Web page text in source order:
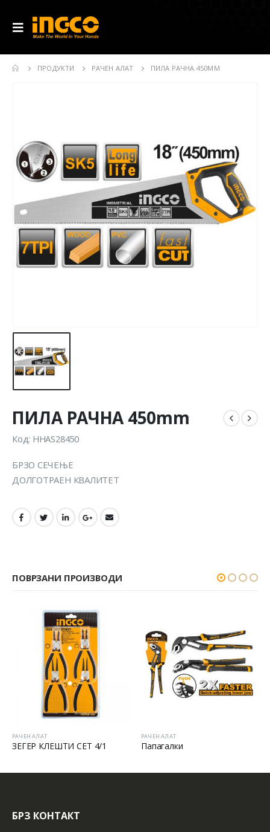
ПРОДУКТИ РАЧЕН АЛАТ ПИЛА РАЧНА 450MM
ПИЛА РАЧНА 450mm
Код: HHAS28450
БРЗО СЕЧЕЊЕ
ДОЛГОТРАЕН КВАЛИТЕТ
ПОВРЗАНИ ПРОИЗВОДИ
РАЧЕН АЛАТ
ЗЕГЕР КЛЕШТИ СЕТ 4/1
РАЧЕН АЛАТ
Папагалки
БРЗ КОНТАКТ